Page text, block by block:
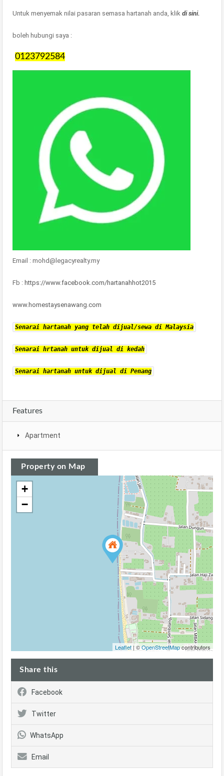
Untuk menyemak nilai pasaran semasa hartanah anda, klik di sini.
boleh hubungi saya :
0123792584
Email : mohd@legacyrealty.my
Fb : https://www.facebook.com/hartanahhot2015
www.homestaysenawang.com
Senarai hartanah yang telah dijual/sewa di Malaysia
Senarai hrtanah untuk dijual di kedah
Senarai hartanah untuk dijual di Penang
Features
Apartment
Property on Map
+
−
Leaflet | ©OpenStreetMapcontributors
Share this
Facebook
Twitter
WhatsApp
Email